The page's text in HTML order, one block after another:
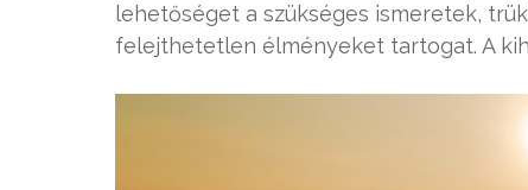
lehetőséget a szükséges ismeretek,
felejthetetlen élményeket tartogat. A